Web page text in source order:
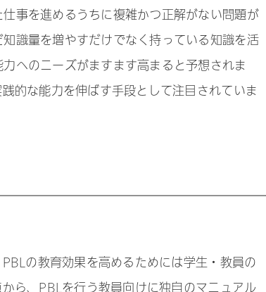
事を進めるうちに複雑かつ正解がない問題が
識量を増やすだけでなく持っている知識を活
へのニーズがますます高まると予想されま
的な能力を伸ばす手段として注目されていま
の教育効果を高めるためには学生・教員の
ら、PBLを行う教員向けに独自のマニュアル